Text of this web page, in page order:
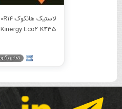
Kinergy Eco2 K435 تولید 2025